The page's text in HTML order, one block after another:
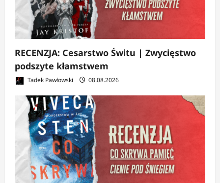
RECENZJA: Cesarstwo Świtu | Zwycięstwo
podszyte kłamstwem
Tadek Pawłowski 08.08.2026